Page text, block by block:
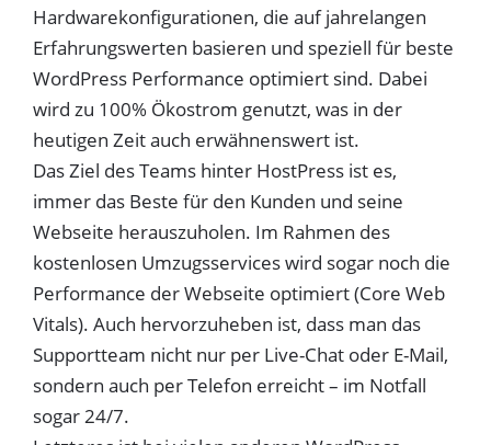
Hardwarekonfigurationen, die auf jahrelangen
Erfahrungswerten basieren und speziell für beste
WordPress Performance optimiert sind. Dabei
wird zu 100% Ökostrom genutzt, was in der
heutigen Zeit auch erwähnenswert ist.
Das Ziel des Teams hinter HostPress ist es,
immer das Beste für den Kunden und seine
Webseite herauszuholen. Im Rahmen des
kostenlosen Umzugsservices wird sogar noch die
Performance der Webseite optimiert (Core Web
Vitals). Auch hervorzuheben ist, dass man das
Supportteam nicht nur per Live-Chat oder E-Mail,
sondern auch per Telefon erreicht – im Notfall
sogar24/7.